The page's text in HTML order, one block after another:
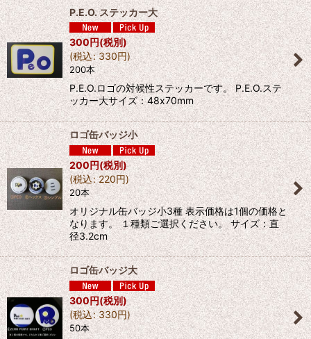
P.E.O. ステッカー大
300円(税別)
(税込: 330円)
200本
P.E.O.ロゴの対候性ステッカーです。 P.E.O.ステ
ッカー大サイズ：48x70mm
ロゴ缶バッジ小
200円(税別)
(税込: 220円)
20本
オリジナル缶バッジ小3種 表示価格は1個の価格と
なります。 １種類ご選択ください。 サイズ：直
径3.2cm
ロゴ缶バッジ大
300円(税別)
(税込: 330円)
50本